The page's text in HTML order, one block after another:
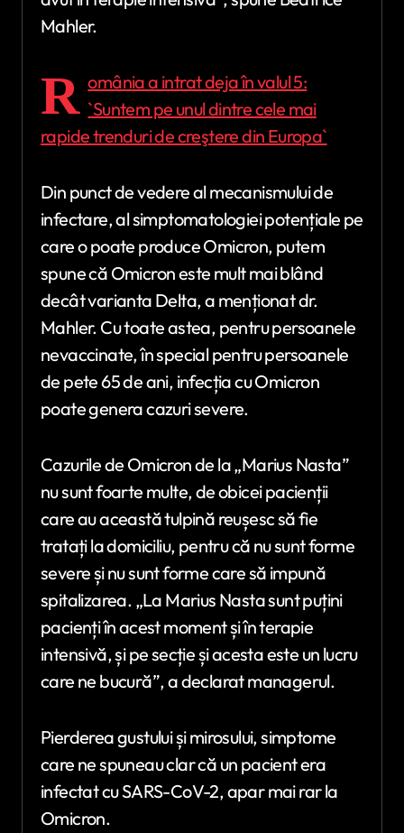
Mahler.
R omânia a intrat deja în valul 5:
`Suntem pe unul dintre cele mai
rapide trenduri de creştere din Europa`
Din punct de vedere al mecanismului de
infectare, al simptomatologiei potențiale pe
care o poate produce Omicron, putem
spune că Omicron este mult mai blând
decât varianta Delta, a menționat dr.
Mahler. Cu toate astea, pentru persoanele
nevaccinate, în special pentru persoanele
de pete 65 de ani, infecția cu Omicron
poate genera cazuri severe.
Cazurile de Omicron de la „Marius Nasta”
nu sunt foarte multe, de obicei pacienții
care au această tulpină reușesc să fie
tratați la domiciliu, pentru că nu sunt forme
severe și nu sunt forme care să impună
spitalizarea. „La Marius Nasta sunt puțini
pacienți în acest moment și în terapie
intensivă, și pe secție și acesta este un lucru
care ne bucură”, a declarat managerul.
Pierderea gustului și mirosului, simptome
care ne spuneau clar că un pacient era
infectat cu SARS-CoV-2, apar mai rar la
Omicron.